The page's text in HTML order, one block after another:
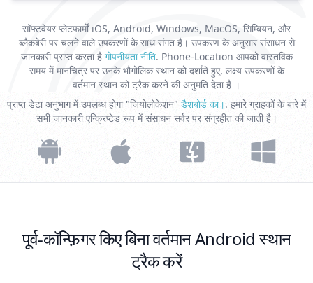
सॉफ्टवेयर प्लेटफार्मों iOS, Android, Windows, MacOS, सिम्बियन, और
ब्लैकबेरी पर चलने वाले उपकरणों के साथ संगत है। उपकरण के अनुसार संसाधन से
जानकारी प्राप्त करता है गोपनीयता नीति. Phone-Location आपको वास्तविक
समय में मानचित्र पर उनके भौगोलिक स्थान को दर्शाते हुए, लक्ष्य उपकरणों के
वर्तमान स्थान को ट्रैक करने की अनुमति देता है ।
प्राप्त डेटा अनुभाग में उपलब्ध होगा "जियोलोकेशन" डैशबोर्ड का।. हमारे ग्राहकों के बारे में
सभी जानकारी एन्क्रिप्टेड रूप में संसाधन सर्वर पर संग्रहीत की जाती है।
पूर्व-कॉन्फ़िगर किए बिना वर्तमान Android स्थान
ट्रैक करें